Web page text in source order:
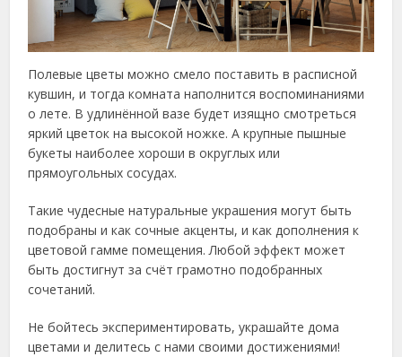
Полевые цветы можно смело поставить в расписной
кувшин, и тогда комната наполнится воспоминаниями
о лете. В удлинённой вазе будет изящно смотреться
яркий цветок на высокой ножке. А крупные пышные
букеты наиболее хороши в округлых или
прямоугольных сосудах.
Такие чудесные натуральные украшения могут быть
подобраны и как сочные акценты, и как дополнения к
цветовой гамме помещения. Любой эффект может
быть достигнут за счёт грамотно подобранных
сочетаний.
Не бойтесь экспериментировать, украшайте дома
цветами и делитесь с нами своими достижениями!